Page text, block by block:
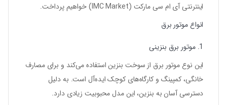
اینترنتیآی ام سی مارکت (IMC Market)
خواهیم پرداخت.
انواع موتور برق
1. موتور برق بنزینی
این نوع موتور برق از سوخت بنزین استفاده می‌کند و برای مصارف
خانگی، کمپینگ و کارگاه‌های کوچک ایده‌آل است. به دلیل
دسترسی آسان به بنزین، این مدل محبوبیت زیادی دارد.